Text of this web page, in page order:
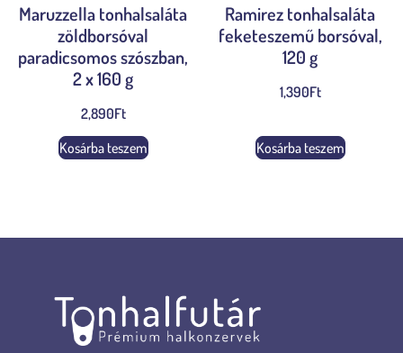
Maruzzella tonhalsaláta
zöldborsóval
paradicsomos szószban,
2 x 160 g
2,890Ft
Kosárba teszem
Ramirez tonhalsaláta
feketeszemű borsóval,
120 g
1,390Ft
Kosárba teszem